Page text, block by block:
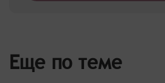
Еще по теме